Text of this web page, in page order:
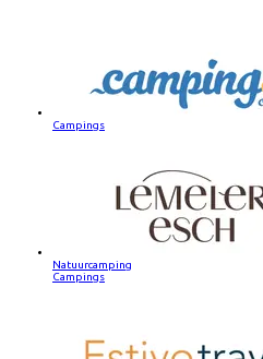
Campings
Natuurcamping
Campings